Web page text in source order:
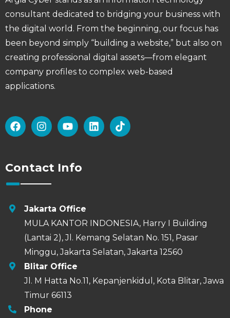
consultant dedicated to bridging your business with
the digital world. From the beginning, our focus has
been beyond simply “building a website,” but also on
creating professional digital assets—from elegant
company profiles to complex web-based
applications.
Contact Info
Jakarta Office
MULA KANTOR INDONESIA, Harry I Building
(Lantai 2), Jl. Kemang Selatan No. 151, Pasar
Minggu, Jakarta Selatan, Jakarta 12560
Blitar Office
Jl. M Hatta No.11, Kepanjenkidul, Kota Blitar, Jawa
Timur 66113
Phone